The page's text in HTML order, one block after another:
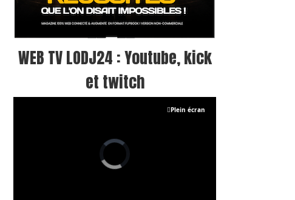
WEB TV LODJ24 : Youtube, kick
et twitch
Plein écran